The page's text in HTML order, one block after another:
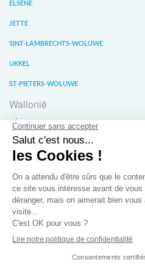
ELSENE
JETTE
SINT-LAMBRECHTS-WOLUWE
UKKEL
ST-PIETERS-WOLUWE
Wallonië
LIÈGE
WATERLOO
WAVER
Over ons Verkoopvoorwaarde